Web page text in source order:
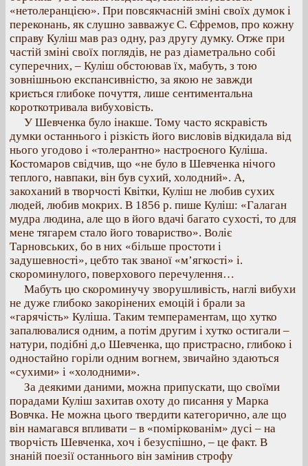
«нетолеранцією». При повсякчасній зміні своїх думок і
переконань, як слушно завважує С. Єфремов, про кожну
справу Куліш мав раз одну, раз другу думку. Отже при
частій зміні своїх поглядів, не раз діаметрально собі
суперечних, – Куліш обстоював їх, мабуть, з тою
зовнішньою експансивністю, за якою не завжди
криється глибоке почуття, лише сентиментальна
короткотривала вибуховість.
У Шевченка було інакше. Тому часто яскравість
думки останнього і різкість його висловів відкидала від
нього угодово і «толерантно» настроєного Куліша.
Костомаров свідчив, що «не було в Шевченка нічого
теплого, навпаки, він був сухий, холодний». А,
закоханий в творчості Квітки, Куліш не любив сухих
людей, любив мокрих. В 1856 р. пише Куліш: «Галаган
мудра людина, але що в його вдачі багато сухості, то для
мене тягарем стало його товариство». Воліє
Тарновських, бо в них «більше простоти і
задушевності», цебто так званої «м’ягкості» і.
скороминулого, поверхового перечулення…
Мабуть цю скороминучу зворушливість, наглі вибухи
не дуже глибоко закорінених емоцій і брали за
«гарячість» Куліша. Таким темпераментам, що хутко
запалювалися одним, а потім другим і хутко остигали –
натури, подібні д,о Шевченка, що пристрасно, глибоко і
одностайно горіли одним вогнем, звичайно здаються
«сухими» і «холодними».
За деякими даними, можна припускати, що своїми
порадами Куліш захитав охоту до писання у Марка
Вовчка. Не можна цього твердити категорично, але що
він намагався впливати – в «поміркованім» дусі – на
творчість Шевченка, хоч і безуспішно, – це факт. В
знаній поезії останнього він замінив строфу